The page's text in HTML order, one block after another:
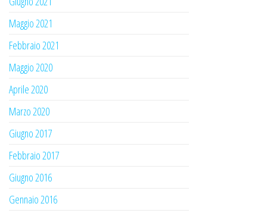
Maggio 2021
Febbraio 2021
Maggio 2020
Aprile 2020
Marzo 2020
Giugno 2017
Febbraio 2017
Giugno 2016
Gennaio 2016